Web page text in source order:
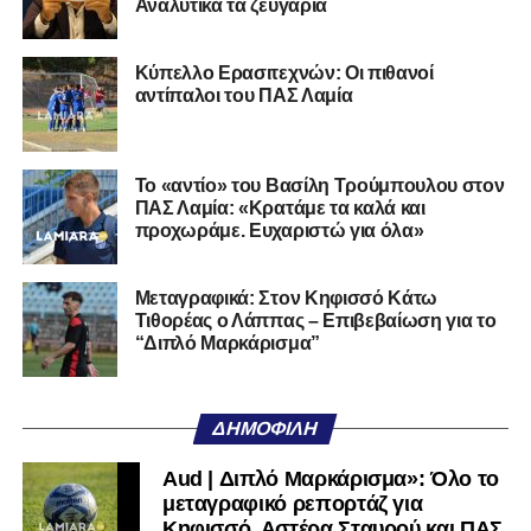
Ο 24χρονος τερματοφύλακας (γεννημένος στις
27/06/2002) προέρχεται επίσης από μία γεμάτη χρονιά
στη Γ’ Εθνική με τον ΠΑΣ Λαμία. Στο παρελθόν
αγωνίστηκε στον Λεβαδειακό, ενώ πέρασε και από ομάδες
της Serie D στην Ιταλία, όπως οι Nocerina, S. Maria
Cilento και Castrovillari, έχοντας ξεκινήσει την
ποδοσφαιρική του διαδρομή από τον Απόλλωνα Σμύρνης.
Τον καλωσορίζουμε στην οικογένεια του Σαρωνικού και
του ευχόμαστε υγεία και επιτυχίες.»
Ακολουθήστε τοlamiara.grστοGoogle Newsγια να
μαθαίνετε πρώτοι τα κυανόλευκα νέα στην Ελλάδα και τον
Twitterκαι στοInstagram
μαθαίνετε σε χρόνο dt όλα τα νέα.
Αναλυτικά τα ζευγάρια
Κύπελλο Ερασιτεχνών: Οι πιθανοί
αντίπαλοι του ΠΑΣ Λαμία
Το «αντίο» του Βασίλη Τρούμπουλου στον
ΠΑΣ Λαμία: «Κρατάμε τα καλά και
προχωράμε. Ευχαριστώ για όλα»
Μεταγραφικά: Στον Κηφισσό Κάτω
Τιθορέας ο Λάππας – Επιβεβαίωση για το
“Διπλό Μαρκάρισμα”
ΔΗΜΟΦΙΛΉ
Aud | Διπλό Μαρκάρισμα»: Όλο το
μεταγραφικό ρεπορτάζ για